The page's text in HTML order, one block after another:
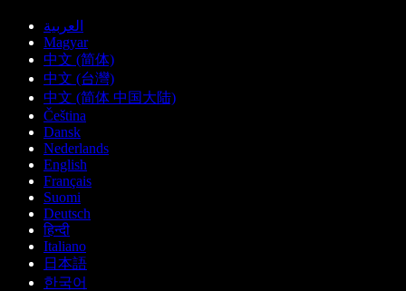
العربية
Magyar
中文 (简体)
中文 (台灣)
中文 (简体 中国大陆)
Čeština
Dansk
Nederlands
English
Français
Suomi
Deutsch
हिन्दी
Italiano
日本語
한국어